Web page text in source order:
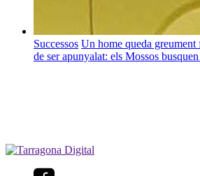
Successos Un home queda greument
de ser apunyalat: els Mossos